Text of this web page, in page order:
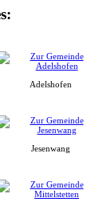
Adelshofen
Jesenwang